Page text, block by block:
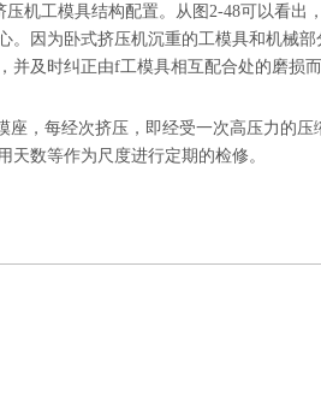
机工模具结构配置。从图2-48可以看出
。因为卧式挤压机沉重的工模具和机械
并及时纠正由f工模具相互配合处的磨损
，每经次挤压，即经受一次高压力的
数等作为尺度进行定期的检修。